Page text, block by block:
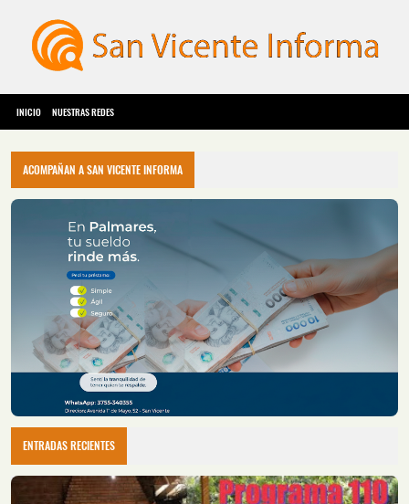
INICIO NUESTRAS REDES
ACOMPAÑAN A SAN VICENTE INFORMA
ENTRADAS RECIENTES